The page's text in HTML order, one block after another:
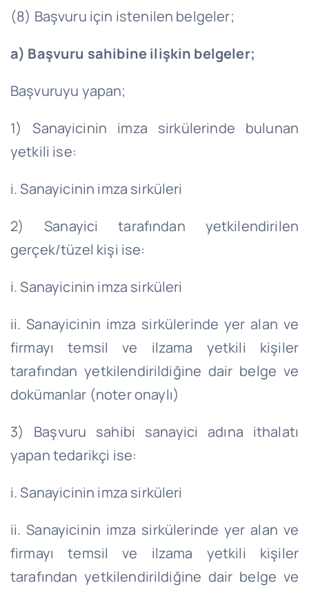
(8) Başvuru için istenilen belgeler;
a) Başvuru sahibine ilişkin belgeler;
Başvuruyu yapan;
1) Sanayicinin imza sirkülerinde bulunan
yetkili ise:
i. Sanayicinin imza sirküleri
2) Sanayici tarafından yetkilendirilen
gerçek/tüzel kişi ise:
i. Sanayicinin imza sirküleri
ii. Sanayicinin imza sirkülerinde yer alan ve
firmayı temsil ve ilzama yetkili kişiler
tarafından yetkilendirildiğine dair belge ve
dokümanlar (noter onaylı)
3) Başvuru sahibi sanayici adına ithalatı
yapan tedarikçi ise:
i. Sanayicinin imza sirküleri
ii. Sanayicinin imza sirkülerinde yer alan ve
firmayı temsil ve ilzama yetkili kişiler
tarafından yetkilendirildiğine dair belge ve